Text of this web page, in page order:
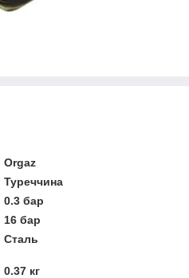
Orgaz
Туреччина
0.3 бар
16 бар
Сталь
0.37 кг